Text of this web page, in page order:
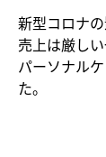
新型コロナ
売上は厳し
パーソナル
た。